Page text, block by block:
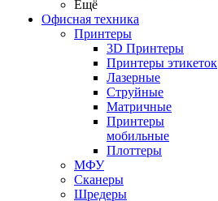
Ещё
Офисная техника
Принтеры
3D Принтеры
Принтеры этикеток
Лазерные
Струйные
Матричные
Принтеры
мобильные
Плоттеры
МФУ
Сканеры
Шредеры